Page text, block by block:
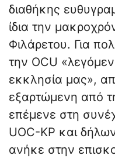
διαθήκης
ίδια την
Φιλάρετου. Για
την OCU
εκκλησία μας»,
εξαρτώμενη από
επέμενε στη
UOC-KP και
ανήκε στην